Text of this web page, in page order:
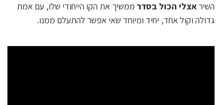
השיראצלי הכול בסדר ממשיך את הקו הייחודי שלו, עם אמת
גדולה וקול אחד, יחיד ומיוחד שאי אפשר להתעלם ממנו.